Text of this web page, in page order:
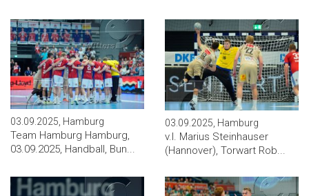
03.09.2025, Hamburg
Team Hamburg Hamburg,
03.09.2025, Handball, Bun...
03.09.2025, Hamburg
v.l. Marius Steinhauser
(Hannover), Torwart Rob...